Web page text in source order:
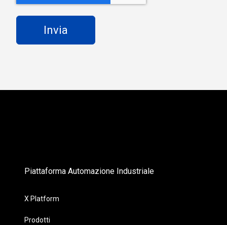
Piattaforma Automazione Industriale
X Platform
Prodotti